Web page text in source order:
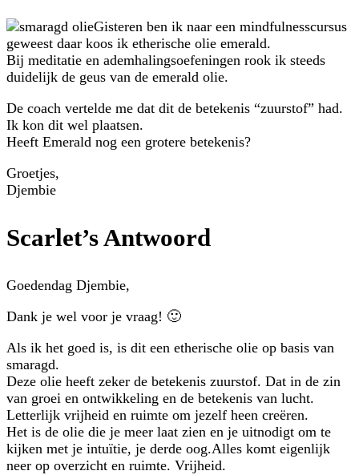
Gisteren ben ik naar een mindfulnesscursus
geweest daar koos ik etherische olie emerald.
Bij meditatie en ademhalingsoefeningen rook ik steeds
duidelijk de geus van de emerald olie.
De coach vertelde me dat dit de betekenis “zuurstof” had.
Ik kon dit wel plaatsen.
Heeft Emerald nog een grotere betekenis?
Groetjes,
Djembie
Scarlet’s Antwoord
Goedendag Djembie,
Dank je wel voor je vraag! 🙂
Als ik het goed is, is dit een etherische olie op basis van
smaragd.
Deze olie heeft zeker de betekenis zuurstof. Dat in de zin
van groei en ontwikkeling en de betekenis van lucht.
Letterlijk vrijheid en ruimte om jezelf heen creëren.
Het is de olie die je meer laat zien en je uitnodigt om te
kijken met je intuïtie, je derde oog.Alles komt eigenlijk
neer op overzicht en ruimte. Vrijheid.